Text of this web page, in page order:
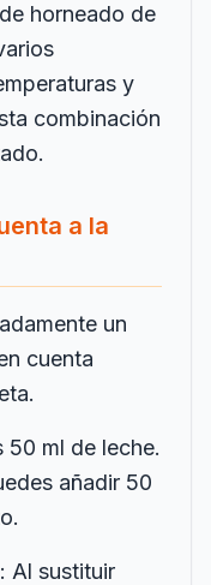
horneado de
y
combinación
a la
un
cuenta
50 ml de leche.
añadir 50
Al sustituir